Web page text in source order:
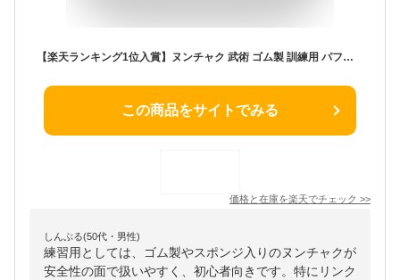
【楽天ランキング1位入賞】ヌンチャク 武術 ゴム製 訓練用 パフォーマンス 初心者
この商品をサイトでみる
価格と在庫を楽天でチェック >>
しんぷる(50代・男性)
練習用としては、ゴム製やスポンジ入りのヌンチャクが
安全性の面で扱いやすく、初心者向きです。特にリンク